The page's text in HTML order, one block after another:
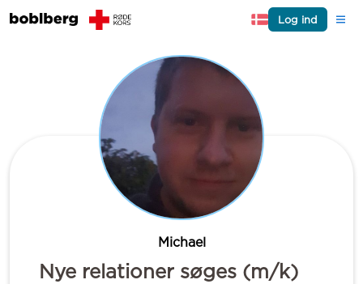
Log ind
Michael
Nye relationer søges (m/k)